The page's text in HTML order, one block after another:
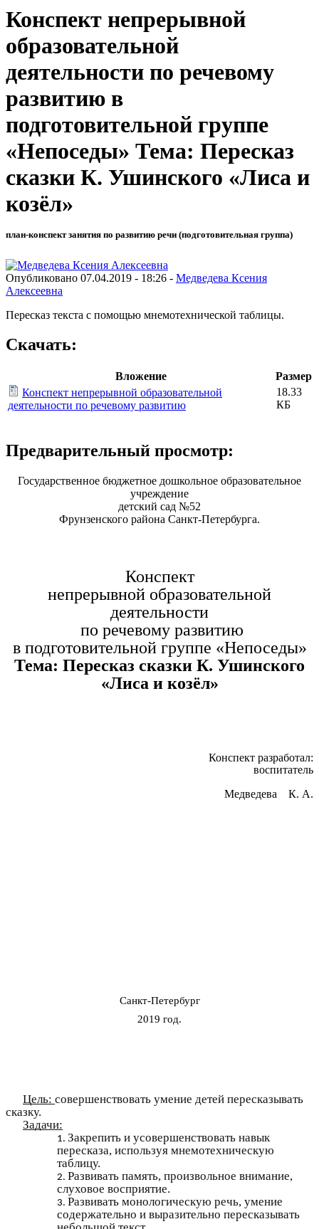
Конспект непрерывной
образовательной
деятельности по речевому
развитию в
подготовительной группе
«Непоседы» Тема: Пересказ
сказки К. Ушинского «Лиса и
козёл»
план-конспект занятия по развитию речи (подготовительная группа)
Опубликовано 07.04.2019 - 18:26 - Медведева Ксения
Алексеевна
Пересказ текста с помощью мнемотехнической таблицы.
Скачать:
Вложение
Размер
Конспект непрерывной образовательной
деятельности по речевому развитию
18.33
КБ
Предварительный просмотр:
Государственное бюджетное дошкольное образовательное
учреждение
детский сад №52
Фрунзенского района Санкт-Петербурга.
Конспект
непрерывной образовательной
деятельности
по речевому развитию
в подготовительной группе «Непоседы»
Тема: Пересказ сказки К. Ушинского
«Лиса и козёл»
Конспект разработал:
воспитатель
Медведева К. А.
Санкт-Петербург
2019 год.
Цель: совершенствовать умение детей пересказывать
сказку.
Задачи:
Закрепить и усовершенствовать навык
пересказа, используя мнемотехническую
таблицу.
Развивать память, произвольное внимание,
слуховое восприятие.
Развивать монологическую речь, умение
содержательно и выразительно пересказывать